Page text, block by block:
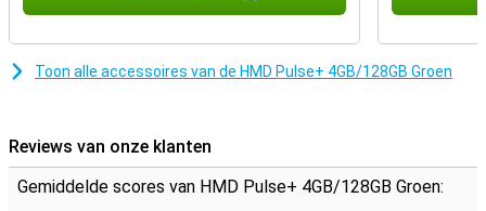
Toon alle accessoires van de HMD Pulse+ 4GB/128GB Groen
Reviews van onze klanten
Gemiddelde scores van HMD Pulse+ 4GB/128GB Groen: